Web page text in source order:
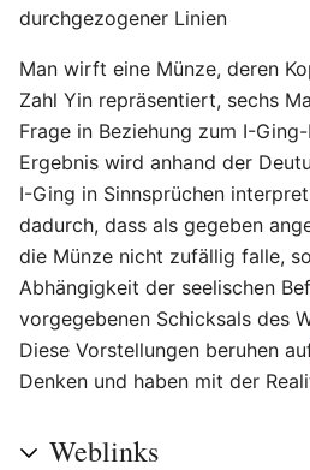
durchgezogener Linien
Man wirft eine Münze, deren
Zahl Yin repräsentiert, sechs
Frage in Beziehung zum I-
Ergebnis wird anhand der
I-Ging in Sinnsprüchen
dadurch, dass als gegeben
die Münze nicht zufällig falle,
Abhängigkeit der seelischen
vorgegebenen Schicksals des
Diese Vorstellungen beruhen
Denken und haben mit der
Weblinks